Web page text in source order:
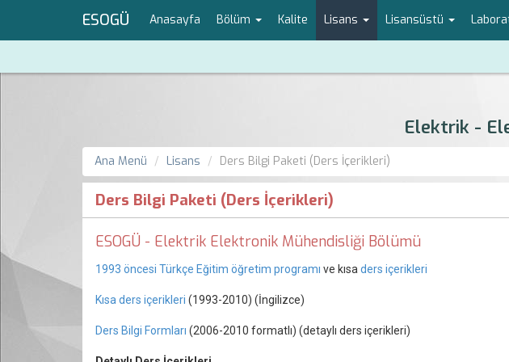
ESOGÜ Anasayfa Bölüm Kalite Lisans Lisansüstü
Elektrik -
Ana Menü Lisans Ders Bilgi Paketi (Ders İçerikleri)
Ders Bilgi Paketi (Ders İçerikleri)
ESOGÜ - Elektrik Elektronik Mühendisliği Bölümü
1993 öncesi Türkçe Eğitim öğretim programı ve kısa ders içerikleri
Kısa ders içerikleri (1993-2010) (İngilizce)
Ders Bilgi Formları (2006-2010 formatlı) (detaylı ders içerikleri)